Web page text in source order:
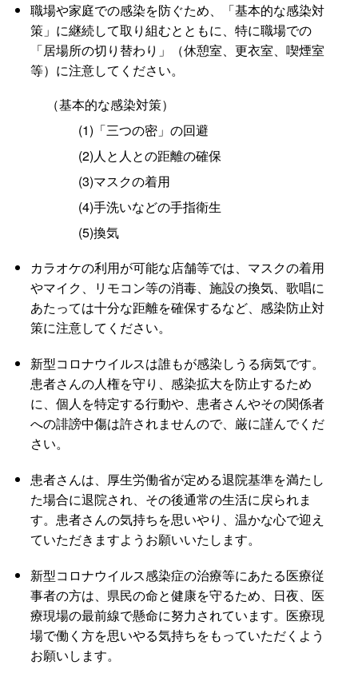
職場や家庭での感染を防ぐため、「基本的な感染対
策」に継続して取り組むとともに、特に職場での
「居場所の切り替わり」（休憩室、更衣室、喫煙室
等）に注意してください。
（基本的な感染対策）
(1)「三つの密」の回避
(2)人と人との距離の確保
(3)マスクの着用
(4)手洗いなどの手指衛生
(5)換気
カラオケの利用が可能な店舗等では、マスクの着用
やマイク、リモコン等の消毒、施設の換気、歌唱に
あたっては十分な距離を確保するなど、感染防止対
策に注意してください。
新型コロナウイルスは誰もが感染しうる病気です。
患者さんの人権を守り、感染拡大を防止するため
に、個人を特定する行動や、患者さんやその関係者
への誹謗中傷は許されませんので、厳に謹んでくだ
さい。
患者さんは、厚生労働省が定める退院基準を満たし
た場合に退院され、その後通常の生活に戻られま
す。患者さんの気持ちを思いやり、温かな心で迎え
ていただきますようお願いいたします。
新型コロナウイルス感染症の治療等にあたる医療従
事者の方は、県民の命と健康を守るため、日夜、医
療現場の最前線で懸命に努力されています。医療現
場で働く方を思いやる気持ちをもっていただくよう
お願いします。